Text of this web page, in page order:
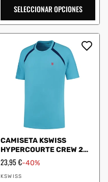
SELECCIONAR OPCIONES
CAMISETA KSWISS
HYPERCOURTE CREW 2
SKY AZUL
Precio
oferta
23,95 €-40%
Proveedor:
KSWISS